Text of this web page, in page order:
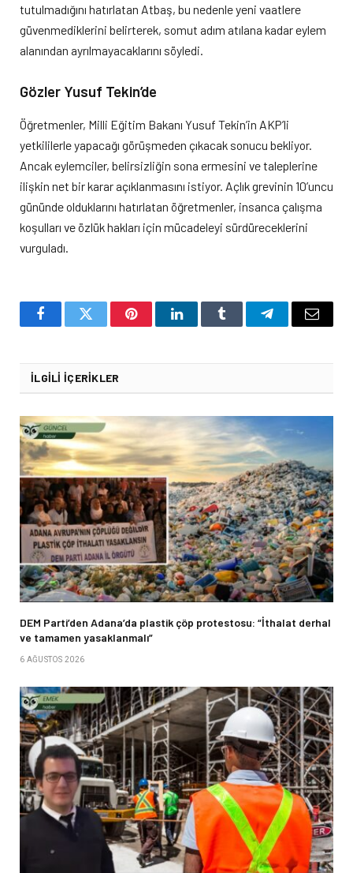
tutulmadığını hatırlatan Atbaş, bu nedenle yeni vaatlere
güvenmediklerini belirterek, somut adım atılana kadar eylem
alanından ayrılmayacaklarını söyledi.
Gözler Yusuf Tekin’de
Öğretmenler, Milli Eğitim Bakanı Yusuf Tekin’in AKP’li
yetkililerle yapacağı görüşmeden çıkacak sonucu bekliyor.
Ancak eylemciler, belirsizliğin sona ermesini ve taleplerine
ilişkin net bir karar açıklanmasını istiyor. Açlık grevinin 10’uncu
gününde olduklarını hatırlatan öğretmenler, insanca çalışma
koşulları ve özlük hakları için mücadeleyi sürdüreceklerini
vurguladı.
FacebookTwitter PinterestLinkedInTumblr TelegramEmail
İLGILI İÇERIKLER
DEM Parti’den Adana’da plastik çöp protestosu: “İthalat derhal
ve tamamen yasaklanmalı”
6 AĞUSTOS 2026